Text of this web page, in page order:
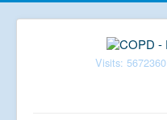
Visits: 5672360